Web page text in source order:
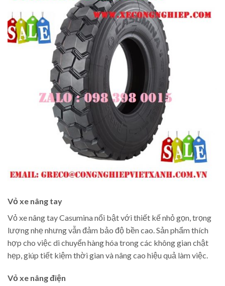
Vỏ xe nâng tay
Vỏ xe nâng tay Casumina nổi bật với thiết kế nhỏ gọn, trọng
lượng nhẹ nhưng vẫn đảm bảo độ bền cao. Sản phẩm thích
hợp cho việc di chuyển hàng hóa trong các không gian chật
hẹp, giúp tiết kiệm thời gian và nâng cao hiệu quả làm việc.
Vỏ xe nâng điện